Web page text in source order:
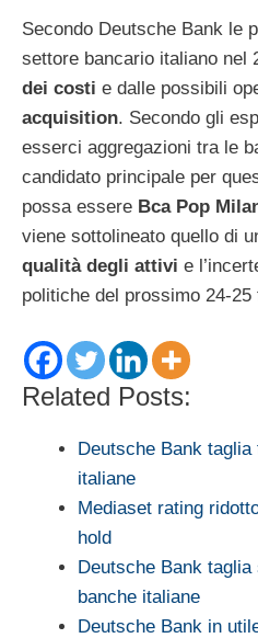
Secondo Deutsche Bank le
settore bancario italiano nel
dei costi e dalle possibili
acquisition. Secondo gli
esserci aggregazioni tra le
candidato principale per
possa essere Bca Pop
viene sottolineato quello di
qualità degli attivi e
politiche del prossimo 24-25
Related Posts:
Deutsche Bank
italiane
Mediaset rating
hold
Deutsche Bank
banche italiane
Deutsche Bank in